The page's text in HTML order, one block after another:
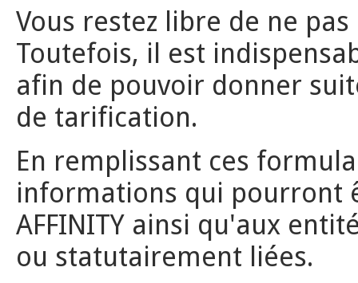
Vous restez libre de ne
Toutefois, il est
afin de pouvoir donner
de tarification.
En remplissant ces
informations qui pourront
AFFINITY ainsi qu'aux
ou statutairement liées.